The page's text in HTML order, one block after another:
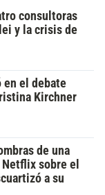
consultoras
y la crisis de
el debate
Kirchner
de una
sobre el
a su